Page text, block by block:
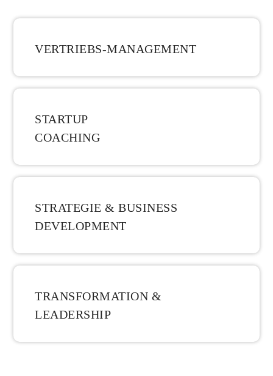
VERTRIEBS-MANAGEMENT
STARTUP
COACHING
STRATEGIE & BUSINESS
DEVELOPMENT
TRANSFORMATION &
LEADERSHIP